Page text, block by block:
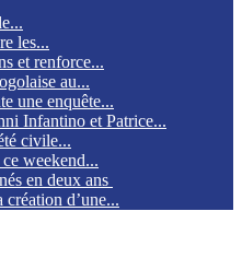
les...
et renforce...
au...
une enquête...
Infantino et Patrice...
civile...
weekend...
en deux ans
d’une...